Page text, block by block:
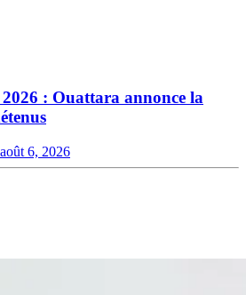
: Ouattara annonce la
août 6, 2026